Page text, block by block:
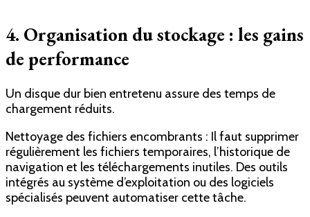
4. Organisation du stockage : les gains
de performance
Un disque dur bien entretenu assure des temps de
chargement réduits.
Nettoyage des fichiers encombrants : Il faut supprimer
régulièrement les fichiers temporaires, l’historique de
navigation et les téléchargements inutiles. Des outils
intégrés au système d’exploitation ou des logiciels
spécialisés peuvent automatiser cette tâche.